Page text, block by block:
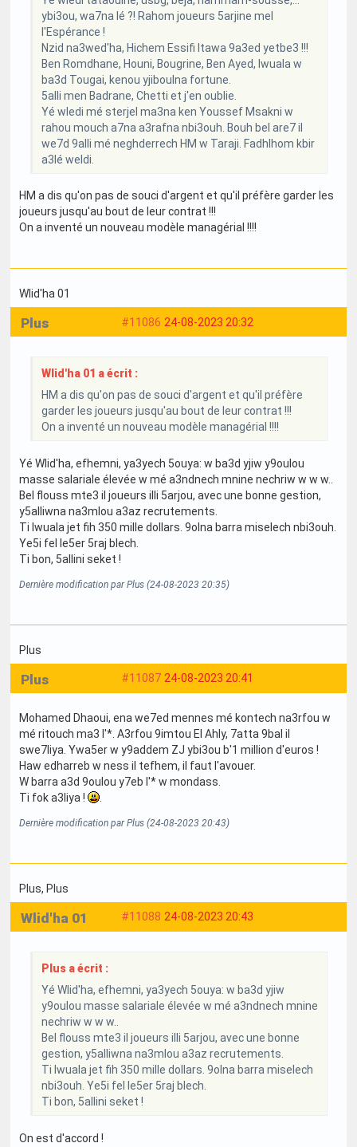
ybi3ou, wa7na lé ?! Rahom joueurs 5arjine mel
l'Espérance !
Nzid na3wed'ha, Hichem Essifi ltawa 9a3ed yetbe3 !!!
Ben Romdhane, Houni, Bougrine, Ben Ayed, Iwuala w
ba3d Tougai, kenou yjiboulna fortune.
5alli men Badrane, Chetti et j'en oublie.
Yé wledi mé sterjel ma3na ken Youssef Msakni w
rahou mouch a7na a3rafna nbi3ouh. Bouh bel are7 il
we7d 9alli mé neghderrech HM w Taraji. Fadhlhom kbir
a3lé weldi.
HM a dis qu'on pas de souci d'argent et qu'il préfère garder les
joueurs jusqu'au bout de leur contrat !!!
On a inventé un nouveau modèle managérial !!!!
Wlid'ha 01
#11086 24-08-2023 20:32
Plus
Wlid'ha 01 a écrit :
HM a dis qu'on pas de souci d'argent et qu'il préfère
garder les joueurs jusqu'au bout de leur contrat !!!
On a inventé un nouveau modèle managérial !!!!
Yé Wlid'ha, efhemni, ya3yech 5ouya: w ba3d yjiw y9oulou
masse salariale élevée w mé a3ndnech mnine nechriw w w w..
Bel flouss mte3 il joueurs illi 5arjou, avec une bonne gestion,
y5alliwna na3mlou a3az recrutements.
Ti Iwuala jet fih 350 mille dollars. 9olna barra miselech nbi3ouh.
Ye5i fel le5er 5raj blech.
Ti bon, 5allini seket !
Dernière modification par Plus (24-08-2023 20:35)
Plus
#11087 24-08-2023 20:41
Plus
Mohamed Dhaoui, ena we7ed mennes mé kontech na3rfou w
mé ritouch ma3 l'*. A3rfou 9imtou El Ahly, 7atta 9bal il
swe7liya. Ywa5er w y9addem ZJ ybi3ou b'1 million d'euros !
Haw edharreb w ness il tefhem, il faut l'avouer.
W barra a3d 9oulou y7eb l'* w mondass.
Ti fok a3liya !
Dernière modification par Plus (24-08-2023 20:43)
Plus, Plus
#11088 24-08-2023 20:43
Wlid'ha 01
Plus a écrit :
Yé Wlid'ha, efhemni, ya3yech 5ouya: w ba3d yjiw
y9oulou masse salariale élevée w mé a3ndnech mnine
nechriw w w w..
Bel flouss mte3 il joueurs illi 5arjou, avec une bonne
gestion, y5alliwna na3mlou a3az recrutements.
Ti Iwuala jet fih 350 mille dollars. 9olna barra miselech
nbi3ouh. Ye5i fel le5er 5raj blech.
Ti bon, 5allini seket !
On est d'accord !